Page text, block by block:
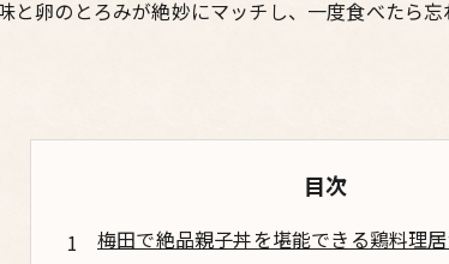
と卵のとろみが絶妙にマッチし、一度食べたら
目次
梅田で絶品親子丼を堪能できる鶏料理